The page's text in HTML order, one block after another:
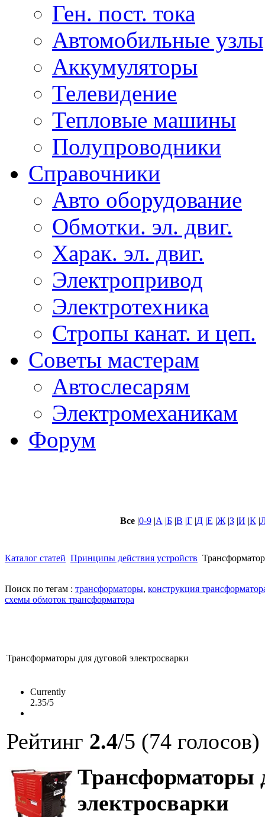
Ген. пост. тока
Автомобильные узлы
Аккумуляторы
Телевидение
Тепловые машины
Полупроводники
Справочники
Авто оборудование
Обмотки. эл. двиг.
Харак. эл. двиг.
Электропривод
Электротехника
Стропы канат. и цеп.
Советы мастерам
Автослесарям
Электромеханикам
Форум
Все|0-9|А |Б|В |Г|Д|Е |Ж|З|И |К|
Каталог статей Принципы действия устройств
Поиск по тегам : трансформаторы, конструкция
схемы обмоток трансформатора
Трансформаторы для дуговой электросварки
Currently
2.35/5
Рейтинг 2.4/5 (74 голосов)
Трансформаторы
электросварки